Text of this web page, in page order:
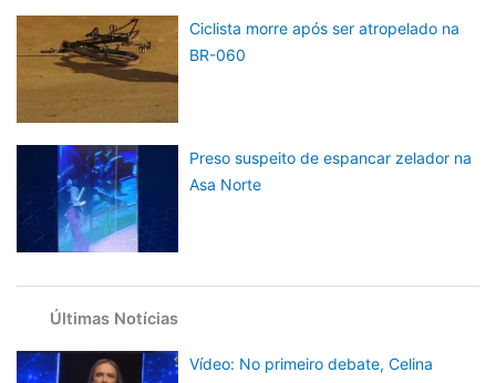
Ciclista morre após ser atropelado na
BR-060
Preso suspeito de espancar zelador na
Asa Norte
Últimas Notícias
Vídeo: No primeiro debate, Celina